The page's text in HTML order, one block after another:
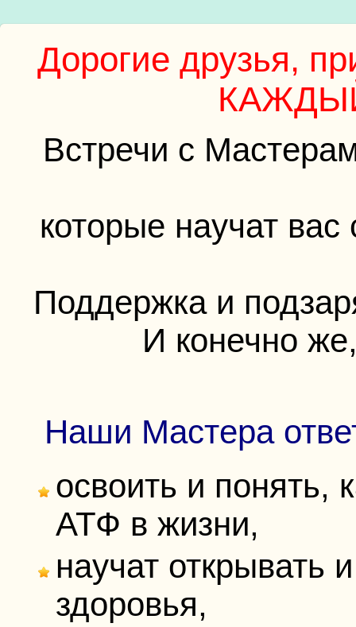
Дорогие друзья,
Встречи с
которые научат
Поддержка и
И конечно
Наши Мастера
освоить и понять,
АТФ в жизни,
научат открывать
здоровья,